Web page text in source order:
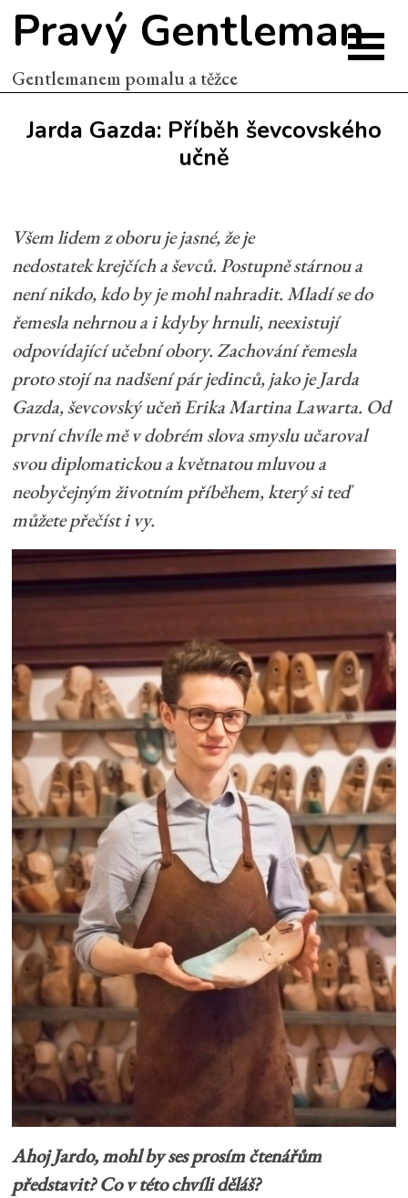
Pravý Gentleman
Gentlemanem pomalu a těžce
Jarda Gazda: Příběh ševcovského
učně
Všem lidem z oboru je jasné, že je
nedostatek krejčích a ševců. Postupně stárnou a
není nikdo, kdo by je mohl nahradit. Mladí se do
řemesla nehrnou a i kdyby hrnuli, neexistují
odpovídající učební obory. Zachování řemesla
proto stojí na nadšení pár jedinců, jako je Jarda
Gazda, ševcovský učeň Erika Martina Lawarta. Od
první chvíle mě v dobrém slova smyslu učaroval
svou diplomatickou a květnatou mluvou a
neobyčejným životním příběhem, který si teď
můžete přečíst i vy.
Ahoj Jardo, mohl by ses prosím čtenářům
představit? Co v této chvíli děláš?